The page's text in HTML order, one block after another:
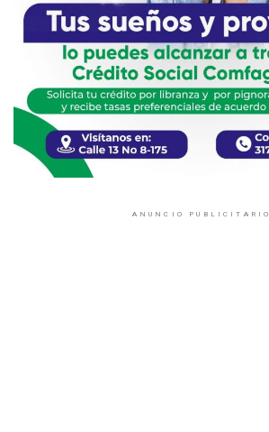
ANUNCIO PUBLICITARIO